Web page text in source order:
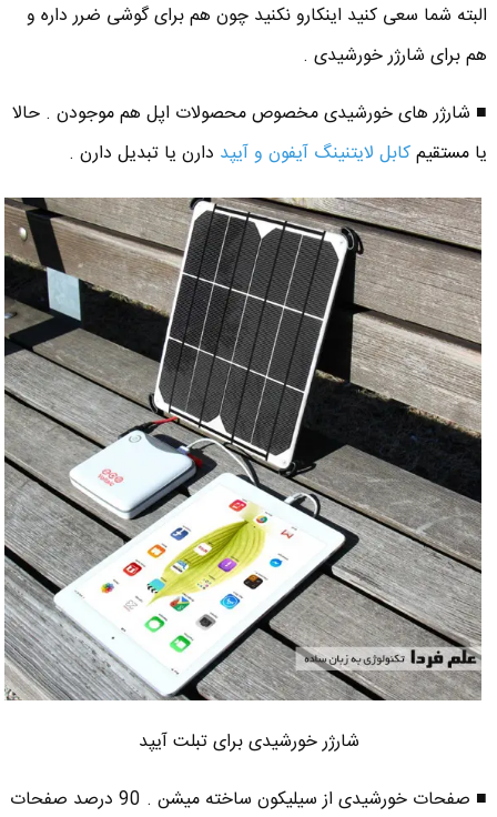
البته شما سعی کنید اینکارو نکنید چون هم برای گوشی ضرر داره و
هم برای شارژر خورشیدی .
■ شارژر های خورشیدی مخصوص محصولات اپل هم موجودن . حالا
یا مستقیمکابل لایتنینگ آیفون و آیپد دارن یا تبدیل دارن .
شارژر خورشیدی برای تبلت آیپد
■ صفحات خورشیدی از سیلیکون ساخته میشن . 90 درصد صفحات